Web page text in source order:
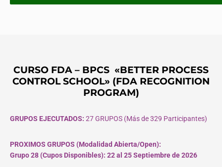
CURSO FDA – BPCS «BETTER PROCESS
CONTROL SCHOOL» (FDA RECOGNITION
PROGRAM)
GRUPOS EJECUTADOS: 27 GRUPOS (Más de 329 Participantes)
PROXIMOS GRUPOS (Modalidad Abierta/Open):
Grupo 28 (Cupos Disponibles): 22 al 25 Septiembre de 2026